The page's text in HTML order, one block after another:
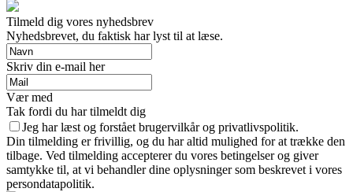
Tilmeld dig vores nyhedsbrev
Nyhedsbrevet, du faktisk har lyst til at læse.
Skriv din e-mail her
Vær med
Tak fordi du har tilmeldt dig
Jeg har læst og forstået brugervilkår og privatlivspolitik.
Din tilmelding er frivillig, og du har altid mulighed for at trække den
tilbage. Ved tilmelding accepterer du vores betingelser og giver
samtykke til, at vi behandler dine oplysninger som beskrevet i vores
persondatapolitik.